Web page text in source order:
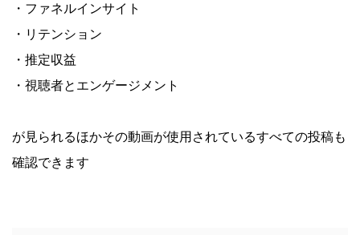
・ファネルインサイト
・リテンション
・推定収益
・視聴者とエンゲージメント
が見られるほかその動画が使用されているすべての投稿も
確認できます